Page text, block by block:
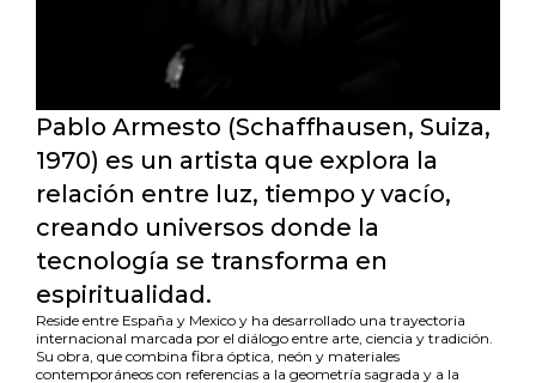
Pablo Armesto (Schaffhausen, Suiza,
1970) es un artista que explora la
relación entre luz, tiempo y vacío,
creando universos donde la
tecnología se transforma en
espiritualidad.
Reside entre España y Mexico y ha desarrollado una trayectoria
internacional marcada por el diálogo entre arte, ciencia y tradición.
Su obra, que combina fibra óptica, neón y materiales
contemporáneos con referencias a la geometría sagrada y a la